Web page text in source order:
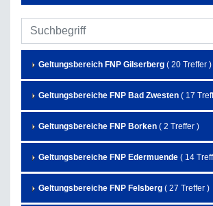
Geltungsbereich FNP Gilserberg ( 20 Treffer )
Geltungsbereiche FNP Bad Zwesten ( 17
Geltungsbereiche FNP Borken ( 2 Treffer )
Geltungsbereiche FNP Edermuende ( 14
Geltungsbereiche FNP Felsberg ( 27 Treffer )